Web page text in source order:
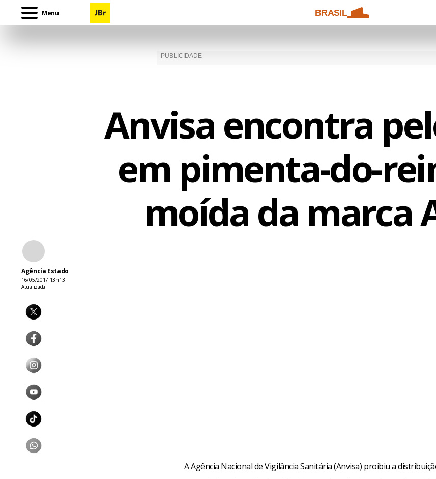
Menu BRASIL
Anvisa encontra
em pimenta-do-
moída da marca
Agência Estado
16/05/2017 13h13
Atualizada
A Agência Nacional de Vigilância Sanitária (Anvisa) proibiu a